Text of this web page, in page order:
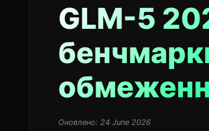
GLM-5
Оновлено: 24 June 2026